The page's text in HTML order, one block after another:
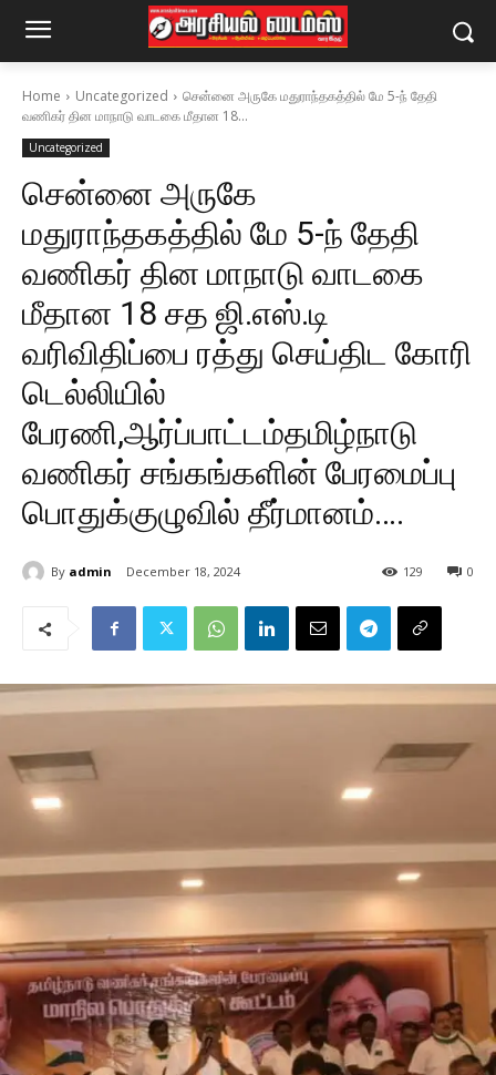
Home Uncategorized
சென்னை அருகே மதுராந்தகத்தில் மே 5-ந் தேதி
வணிகர் தின மாநாடு வாடகை மீதான 18...
Uncategorized
சென்னை அருகே
மதுராந்தகத்தில் மே 5-ந் தேதி
வணிகர் தின மாநாடு வாடகை
மீதான 18 சத ஜி.எஸ்.டி
வரிவிதிப்பை ரத்து செய்திட கோரி
டெல்லியில்
பேரணி,ஆர்ப்பாட்டம்தமிழ்நாடு
வணிகர் சங்கங்களின் பேரமைப்பு
பொதுக்குழுவில் தீர்மானம்….
By admin December 18, 2024 0
129